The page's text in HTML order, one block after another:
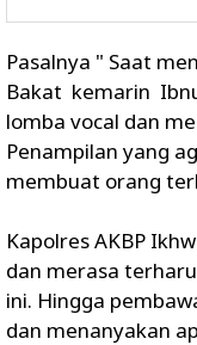
Pasalnya " Saat
Bakat kemarin
lomba vocal dan
Penampilan yang
membuat orang
Kapolres AKBP
dan merasa
ini. Hingga
dan menanyakan